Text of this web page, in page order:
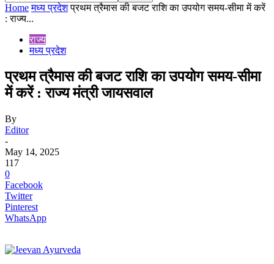
Home मध्य प्रदेश प्रथम त्रैमास की बजट राशि का उपयोग समय-सीमा में करें
: राज्य...
राज्य
मध्य प्रदेश
प्रथम त्रैमास की बजट राशि का उपयोग समय-सीमा
में करें : राज्य मंत्री जायसवाल
By
Editor
-
May 14, 2025
117
0
Facebook
Twitter
Pinterest
WhatsApp